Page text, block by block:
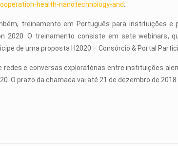
health-nanotechnology-and
treinamento em Português para instituições
2020. O treinamento consiste em sete webinars,
de uma proposta H2020 – Consórcio & Portal
e conversas exploratórias entre instituições
O prazo da chamada vai até 21 de dezembro de